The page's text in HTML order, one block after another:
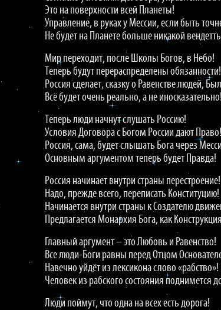
Это на поверхности всей Планеты!
Управление, в руках у Мессии, если быть
Не будет на Планете больше никакой
Мир переходит, после Школы Богов, в Небо!
Теперь будут перераспределены обязанности!
Россия сделает, сказку о Равенстве людей,
Всё будет очень реально, а не иносказательно!
Теперь люди начнут слушать Россию!
Условия Договора с Богом России дают Право!
Россия, сама, будет слышать Бога через
Основным аргументом теперь будет Правда!
Россия начинает внутри страны перестроение!
Надо, прежде всего, переписать Конституцию!
Начинается внутри страны к Создателю
Предлагается Монархия Бога, как
Главный аргумент – это Любовь и Равенство!
Все люди-Боги равны перед Отцом
Навечно уйдёт из лексикона слово «рабство»!
Человек из рабского состояния поднимется
Люди поймут, что одна на всех есть дорога!